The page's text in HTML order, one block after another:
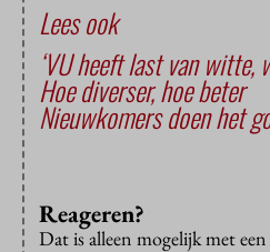
Lees ook
‘VU heeft last van witte,
Hoe diverser, hoe beter
Nieuwkomers doen het
Reageren?
Dat is alleen mogelijk met